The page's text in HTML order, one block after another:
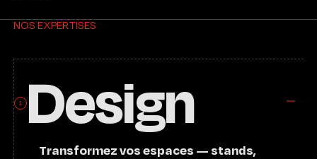
NOS EXPERTISES
1 Design
Transformez vos espaces — stands,